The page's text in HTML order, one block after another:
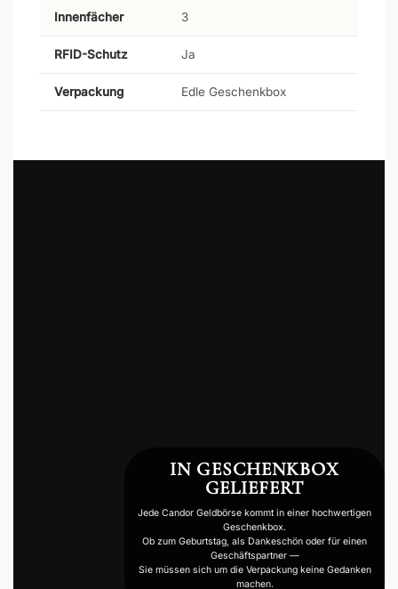
Innenfächer 3
RFID-Schutz Ja
Verpackung Edle Geschenkbox
IN GESCHENKBOX
GELIEFERT
Jede Candor Geldbörse kommt in einer hochwertigen
Geschenkbox.
Ob zum Geburtstag, als Dankeschön oder für einen
Geschäftspartner —
Sie müssen sich um die Verpackung keine Gedanken
machen.